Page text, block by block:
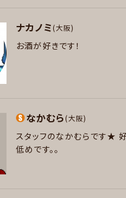
好きなジャンル
ポップス , ロック , ハードロッ
プレイヤー参加予定
ドラム , パーカッション
好きなアーティスト
Radiohead, Coldplay, My
阿部芙蓉美, 安藤裕子, アイナ
好きなジャンル
ロック , ジャズ/フュージョン ,
プレイヤー参加予定
ナカノミ (大阪)
お酒が好きです！
ベース
好きなアーティスト
い場所/ログ・ホライズン/葬送
なかむら (大阪)
スタッフのなかむらです★
低めです。。